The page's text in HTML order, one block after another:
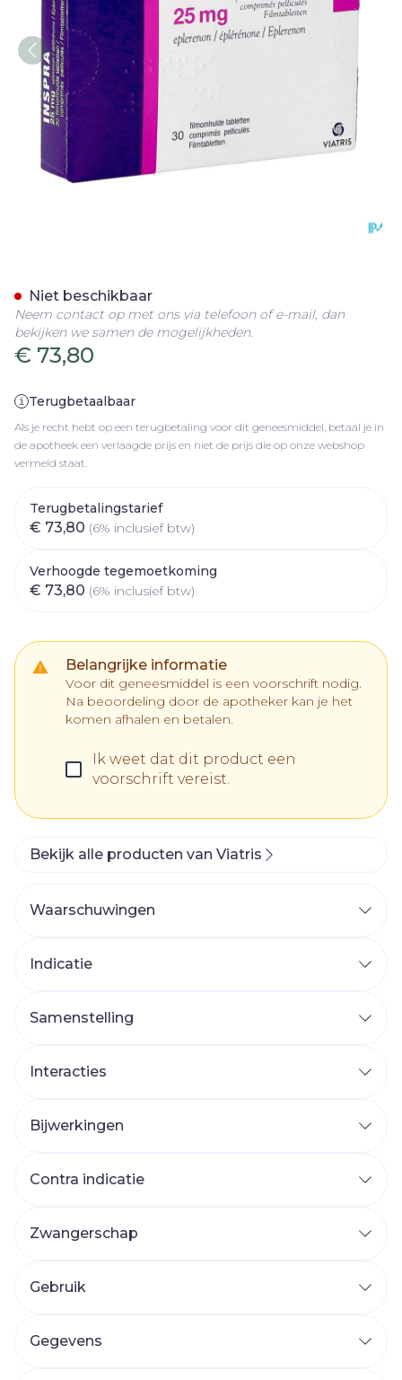
€ 73,80
Terugbetaalbaar
Als je recht hebt op een terugbetaling voor dit geneesmiddel, betaal je in
de apotheek een verlaagde prijs en niet de prijs die op onze webshop
vermeld staat.
Terugbetalingstarief
€ 73,80 (6% inclusief btw)
Verhoogde tegemoetkoming
€ 73,80 (6% inclusief btw)
Belangrijke informatie
Voor dit geneesmiddel is een voorschrift nodig.
Na beoordeling door de apotheker kan je het
komen afhalen en betalen.
Ik weet dat dit product een
voorschrift vereist.
Niet beschikbaar
Neem contact op met ons via telefoon of e-mail, dan
bekijken we samen de mogelijkheden.
Bekijk alle producten van Viatris
Waarschuwingen
Indicatie
Samenstelling
Interacties
Bijwerkingen
Contra indicatie
Zwangerschap
Gebruik
Gegevens